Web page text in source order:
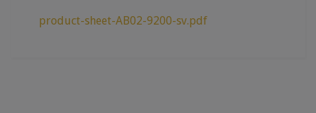
product-sheet-AB02-9200-sv.pdf